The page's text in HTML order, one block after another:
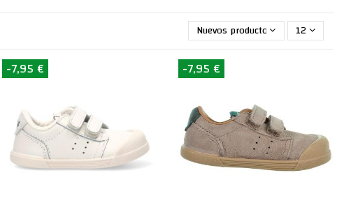
Nuevos productos primero
12
-7,95 € -7,95 €